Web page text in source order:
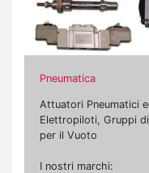
Pneumatica
Attuatori Pneumatici
Elettropiloti, Gruppi
per il Vuoto
I nostri marchi: